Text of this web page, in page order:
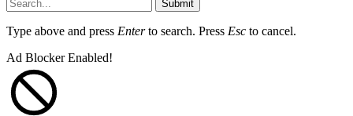
Submit
Type above and press Enterto search. Press Esc to cancel.
Ad Blocker Enabled!